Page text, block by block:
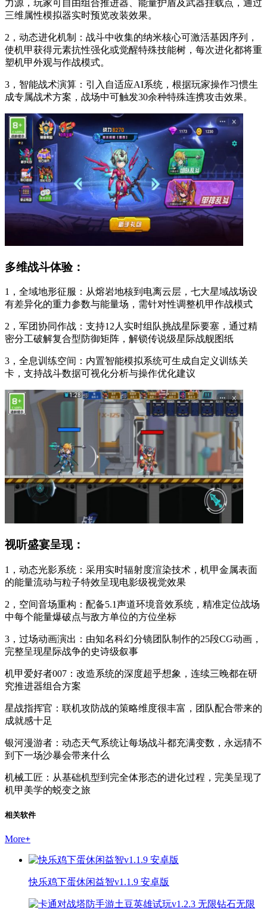
力源，玩家可自由组合推进器、能量护盾及武器挂载点，通过
三维属性模拟器实时预览改装效果。
2，动态进化机制：战斗中收集的纳米核心可激活基因序列，
使机甲获得元素抗性强化或觉醒特殊技能树，每次进化都将重
塑机甲外观与作战模式。
3，智能战术演算：引入自适应AI系统，根据玩家操作习惯生
成专属战术方案，战场中可触发30余种特殊连携攻击效果。
多维战斗体验：
1，全域地形征服：从熔岩地核到电离云层，七大星域战场设
有差异化的重力参数与能量场，需针对性调整机甲作战模式
2，军团协同作战：支持12人实时组队挑战星际要塞，通过精
密分工破解复合型防御矩阵，解锁传说级星际战舰图纸
3，全息训练空间：内置智能模拟系统可生成自定义训练关
卡，支持战斗数据可视化分析与操作优化建议
视听盛宴呈现：
1，动态光影系统：采用实时辐射度渲染技术，机甲金属表面
的能量流动与粒子特效呈现电影级视觉效果
2，空间音场重构：配备5.1声道环境音效系统，精准定位战场
中每个能量爆破点与敌方单位的方位坐标
3，过场动画演出：由知名科幻分镜团队制作的25段CG动画，
完整呈现星际战争的史诗级叙事
机甲爱好者007：改造系统的深度超乎想象，连续三晚都在研
究推进器组合方案
星战指挥官：联机攻防战的策略维度很丰富，团队配合带来的
成就感十足
银河漫游者：动态天气系统让每场战斗都充满变数，永远猜不
到下一场沙暴会带来什么
机械工匠：从基础机型到完全体形态的进化过程，完美呈现了
机甲美学的蜕变之旅
相关软件
More+
快乐鸡下蛋休闲益智v1.1.9 安卓版